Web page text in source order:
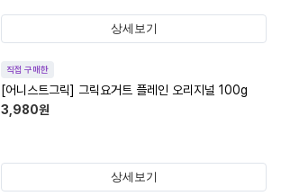
상세보기
직접 구매한
[어니스트그릭] 그릭요거트 플레인 오리지널 100g
3,980원
상세보기